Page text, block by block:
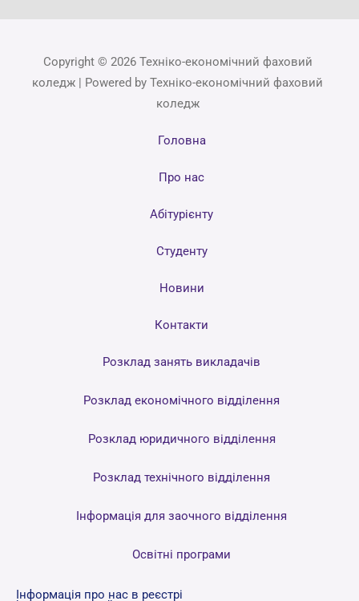
Copyright © 2026 Техніко-економічний фаховий
коледж | Powered by Техніко-економічний фаховий
коледж
Головна
Про нас
Абітурієнту
Студенту
Новини
Контакти
Розклад занять викладачів
Розклад економічного відділення
Розклад юридичного відділення
Розклад технічного відділення
Інформація для заочного відділення
Освітні програми
Інформація про нас в реєстрі